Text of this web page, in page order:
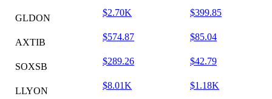
GLDON
$2.70K $399.85
AXTIB
$574.87 $85.04
SOXSB
$289.26 $42.79
LLYON
$8.01K $1.18K